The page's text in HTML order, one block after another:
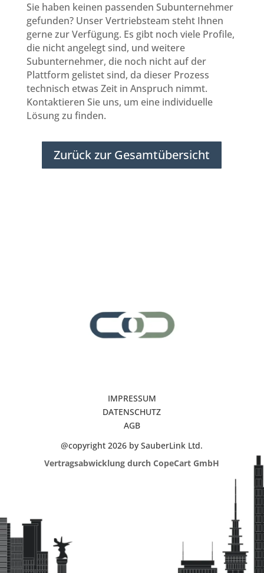
Sie haben keinen passenden Subunternehmer
gefunden? Unser Vertriebsteam steht Ihnen
gerne zur Verfügung. Es gibt noch viele Profile,
die nicht angelegt sind, und weitere
Subunternehmer, die noch nicht auf der
Plattform gelistet sind, da dieser Prozess
technisch etwas Zeit in Anspruch nimmt.
Kontaktieren Sie uns, um eine individuelle
Lösung zu finden.
Zurück zur Gesamtübersicht
IMPRESSUM
DATENSCHUTZ
AGB
@copyright 2026 by SauberLink Ltd.
Vertragsabwicklung durch CopeCart GmbH